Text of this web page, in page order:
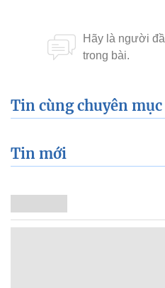
Tin cùng chuyên mục
Tin mới